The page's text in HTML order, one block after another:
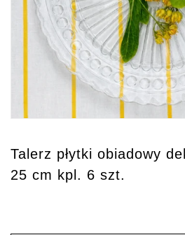
Talerz płytki obiadowy
25 cm kpl. 6 szt.